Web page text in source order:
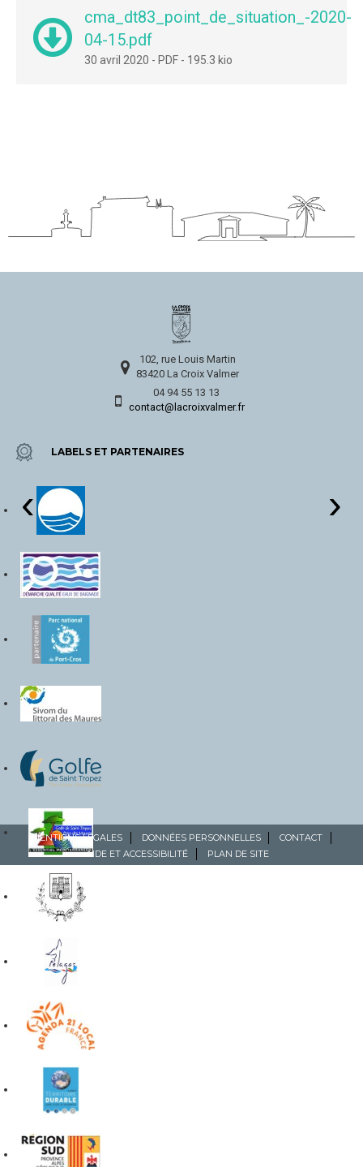
cma_dt83_point_de_situation_-2020-
04-15.pdf
30 avril 2020 - PDF - 195.3 kio
102, rue Louis Martin
83420 La Croix Valmer
04 94 55 13 13
contact@lacroixvalmer.fr
LABELS ET PARTENAIRES
‹ ›
MENTIONS LÉGALES DONNÉES PERSONNELLES
CONTACT
AIDE ET ACCESSIBILITÉ
PLAN DE SITE